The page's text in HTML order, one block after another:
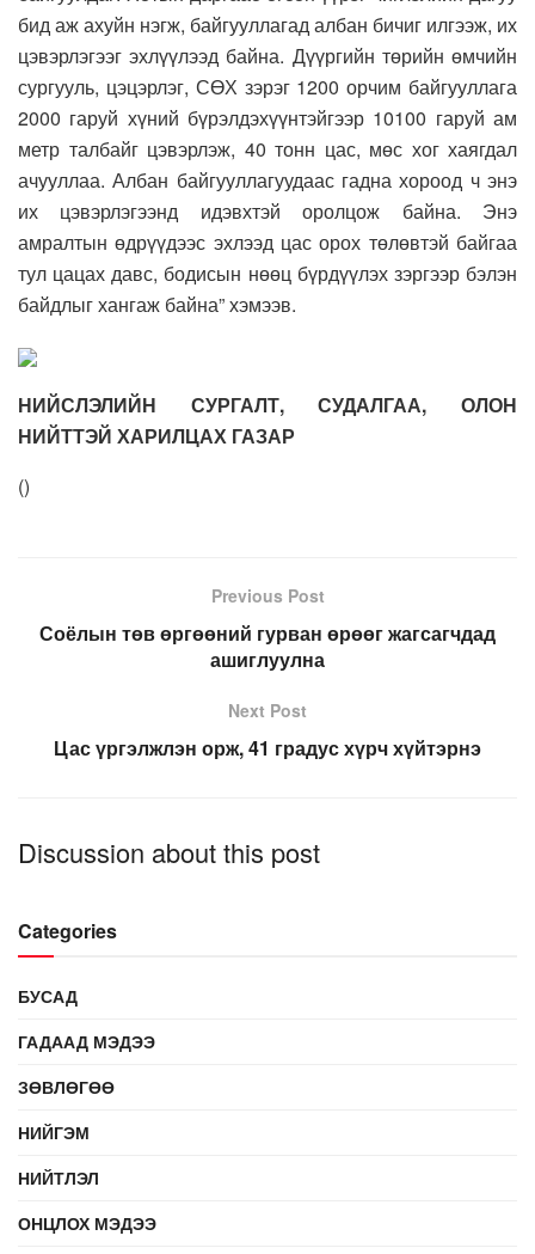
бид аж ахуйн нэгж, байгууллагад албан бичиг илгээж, их
цэвэрлэгээг эхлүүлээд байна. Дүүргийн төрийн өмчийн
сургууль, цэцэрлэг, СӨХ зэрэг 1200 орчим байгууллага
2000 гаруй хүний бүрэлдэхүүнтэйгээр 10100 гаруй ам
метр талбайг цэвэрлэж, 40 тонн цас, мөс хог хаягдал
ачууллаа. Албан байгууллагуудаас гадна хороод ч энэ
их цэвэрлэгээнд идэвхтэй оролцож байна. Энэ
амралтын өдрүүдээс эхлээд цас орох төлөвтэй байгаа
тул цацах давс, бодисын нөөц бүрдүүлэх зэргээр бэлэн
байдлыг хангаж байна” хэмээв.
НИЙСЛЭЛИЙН СУРГАЛТ, СУДАЛГАА, ОЛОН
НИЙТТЭЙ ХАРИЛЦАХ ГАЗАР
()
Previous Post
Соёлын төв өргөөний гурван өрөөг жагсагчдад
ашиглуулна
Next Post
Цас үргэлжлэн орж, 41 градус хүрч хүйтэрнэ
Discussion about this post
Categories
БУСАД
ГАДААД МЭДЭЭ
ЗӨВЛӨГӨӨ
НИЙГЭМ
НИЙТЛЭЛ
ОНЦЛОХ МЭДЭЭ